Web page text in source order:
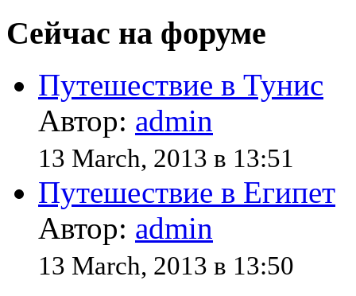
Сейчас на форуме
Путешествие в Тунис
Автор: admin
13 March, 2013 в 13:51
Путешествие в Египет
Автор: admin
13 March, 2013 в 13:50